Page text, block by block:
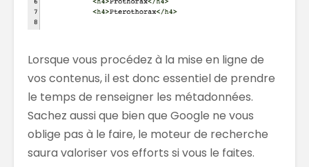
Lorsque vous procédez à la mise en ligne de
vos contenus, il est donc essentiel de prendre
le temps de renseigner les métadonnées.
Sachez aussi que bien que Google ne vous
oblige pas à le faire, le moteur de recherche
saura valoriser vos efforts si vous le faites.